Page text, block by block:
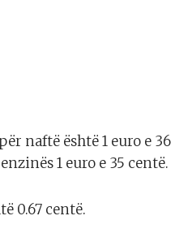
naftë është 1 euro e 36
1 euro e 35 centë.
0.67 centë.